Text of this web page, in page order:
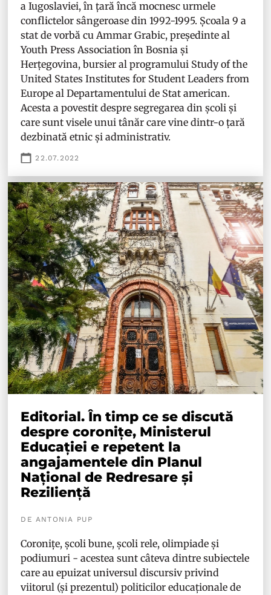
a Iugoslaviei, în țară încă mocnesc urmele
conflictelor sângeroase din 1992-1995. Școala 9 a
stat de vorbă cu Ammar Grabic, președinte al
Youth Press Association în Bosnia și
Herțegovina, bursier al programului Study of the
United States Institutes for Student Leaders from
Europe al Departamentului de Stat american.
Acesta a povestit despre segregarea din școli și
care sunt visele unui tânăr care vine dintr-o țară
dezbinată etnic și administrativ.
22.07.2022
Editorial. În timp ce se discută
despre coronițe, Ministerul
Educației e repetent la
angajamentele din Planul
Național de Redresare și
Reziliență
DE ANTONIA PUP
Coronițe, școli bune, școli rele, olimpiade și
podiumuri - acestea sunt câteva dintre subiectele
care au epuizat universul discursiv privind
viitorul (și prezentul) politicilor educaționale de